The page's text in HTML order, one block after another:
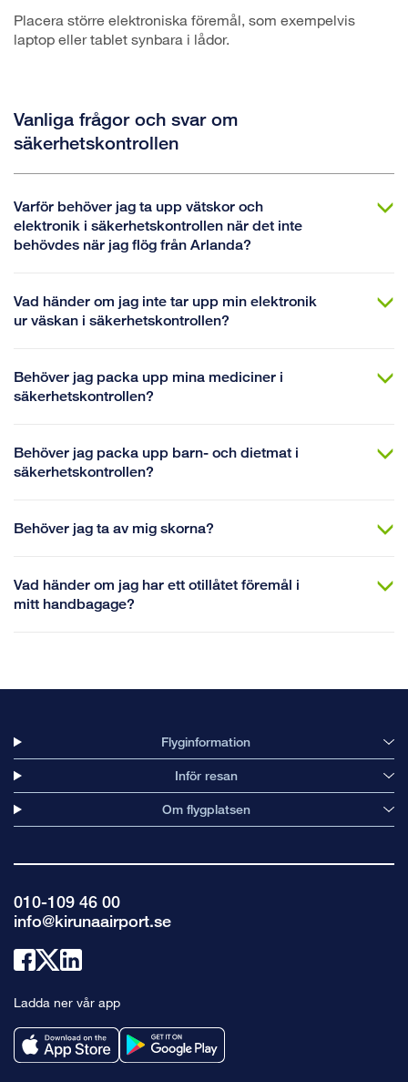
Placera större elektroniska föremål, som exempelvis
laptop eller tablet synbara i lådor.
Vanliga frågor och svar om
säkerhetskontrollen
Varför behöver jag ta upp vätskor och
elektronik i säkerhetskontrollen när det inte
behövdes när jag flög från Arlanda?
Vad händer om jag inte tar upp min elektronik
ur väskan i säkerhetskontrollen?
Behöver jag packa upp mina mediciner i
säkerhetskontrollen?
Behöver jag packa upp barn- och dietmat i
säkerhetskontrollen?
Behöver jag ta av mig skorna?
Vad händer om jag har ett otillåtet föremål i
mitt handbagage?
Flyginformation
Inför resan
Om flygplatsen
010-109 46 00
info@kirunaairport.se
Länk
facebook
Länk
x
linkedin
Ladda ner vår app